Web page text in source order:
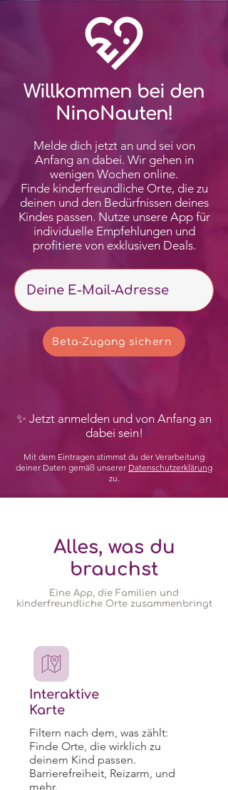
Willkommen bei den
NinoNauten!
Melde dich jetzt an und sei von
Anfang an dabei. Wir gehen in
wenigen Wochen online.
Finde kinderfreundliche Orte, die zu
deinen und den Bedürfnissen deines
Kindes passen. Nutze unsere App für
individuelle Empfehlungen und
profitiere von exklusiven Deals.
Beta-Zugang sichern
✨ Jetzt anmelden und von Anfang an
dabei sein!
Mit dem Eintragen stimmst du der Verarbeitung
deiner Daten gemäß unserer Datenschutzerklärung
zu.
Alles, was du
brauchst
Eine App, die Familien und
kinderfreundliche Orte zusammenbringt
Interaktive
Karte
Filtern nach dem, was zählt:
Finde Orte, die wirklich zu
deinem Kind passen.
Barrierefreiheit, Reizarm, und
mehr.